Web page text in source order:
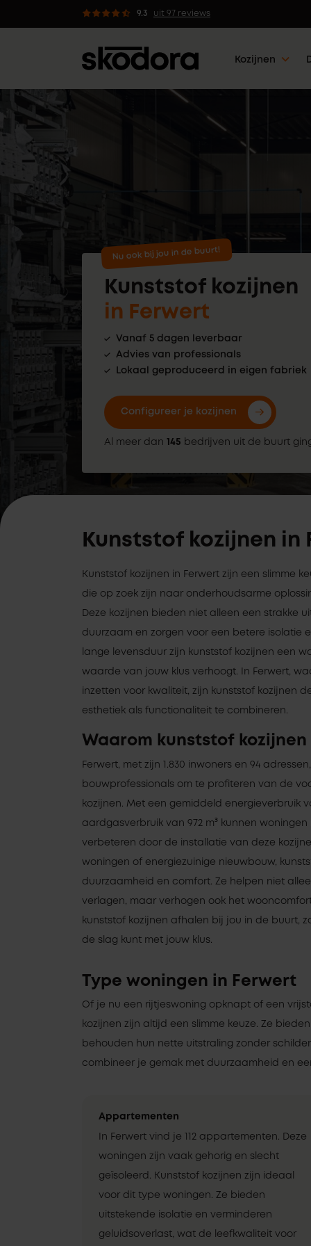
9.3 uit 97 reviews
van professionals
Kozijnen
Nu ook bij jou in de buurt!
Kunststof kozijnen
in Ferwert
Vanaf 5 dagen leverbaar
Advies van professionals
Lokaal geproduceerd in eigen fabriek
Configureer je kozijnen
Al meer dan 145 bedrijven uit de buurt
Kunststof kozijnen in
Kunststof kozijnen in Ferwert zijn een slimme
die op zoek zijn naar onderhoudsarme
Deze kozijnen bieden niet alleen een strakke
duurzaam en zorgen voor een betere isolatie
lange levensduur zijn kunststof kozijnen een
waarde van jouw klus verhoogt. In Ferwert,
inzetten voor kwaliteit, zijn kunststof kozijnen
esthetiek als functionaliteit te combineren.
Waarom kunststof kozijnen
Ferwert, met zijn 1.830 inwoners en 94
bouwprofessionals om te profiteren van de
kozijnen. Met een gemiddeld energieverbruik
aardgasverbruik van 972 m³ kunnen woningen
verbeteren door de installatie van deze
woningen of energiezuinige nieuwbouw,
duurzaamheid en comfort. Ze helpen niet
verlagen, maar verhogen ook het
kunststof kozijnen afhalen bij jou in de buurt,
de slag kunt met jouw klus.
Type woningen in Ferwert
Of je nu een rijtjeswoning opknapt of een
kozijnen zijn altijd een slimme keuze. Ze
behouden hun nette uitstraling zonder
combineer je gemak met duurzaamheid en
Appartementen
In Ferwert vind je 112 appartementen. Deze
woningen zijn vaak gehorig en slecht
geïsoleerd. Kunststof kozijnen zijn ideaal
voor dit type woningen. Ze bieden
uitstekende isolatie en verminderen
geluidsoverlast, wat de leefkwaliteit voor